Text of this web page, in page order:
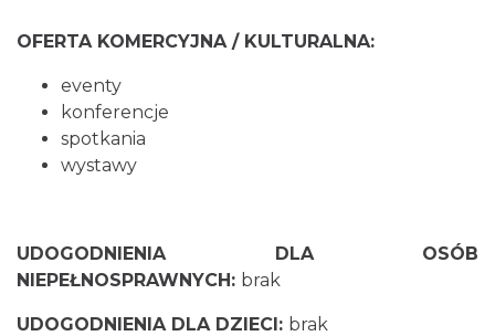
OFERTA KOMERCYJNA / KULTURALNA:
eventy
konferencje
spotkania
wystawy
UDOGODNIENIA DLA OSÓB
NIEPEŁNOSPRAWNYCH: brak
UDOGODNIENIA DLA DZIECI: brak